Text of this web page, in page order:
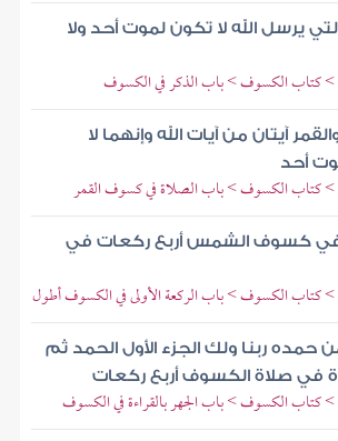
يرسل الله لا تكون لموت أحد ولا
كتاب الكسوف > باب الذكر في الكسوف
آيتان من آيات الله وإنهما لا
أحد
كتاب الكسوف > باب الصلاة في كسوف القمر
كسوف الشمس أربع ركعات في
كتاب الكسوف > باب الركعة الأولى في الكسوف أطول
حمده ربنا ولك الجزء الأول الحمد ثم
في صلاة الكسوف أربع ركعات
الكسوف > باب الجهر بالقراءة في الكسوف